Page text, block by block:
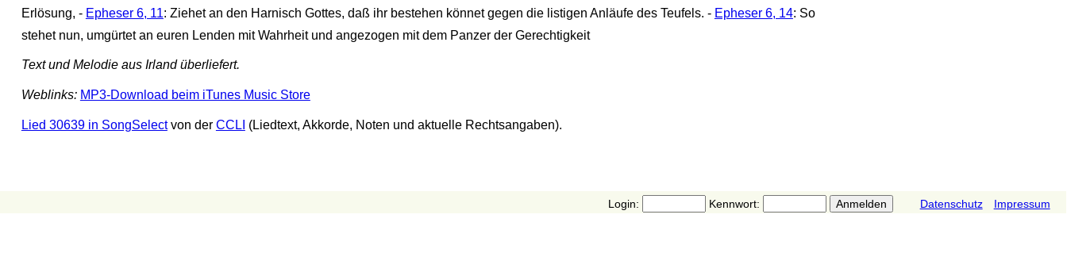
Erlösung, - Epheser 6, 11: Ziehet an den Harnisch Gottes, daß ihr bestehen könnet gegen die listigen Anläufe des Teufels. - Epheser 6, 14: So
stehet nun, umgürtet an euren Lenden mit Wahrheit und angezogen mit dem Panzer der Gerechtigkeit
Text und Melodie aus Irland überliefert.
Weblinks: MP3-Download beim iTunes Music Store
Lied 30639 in SongSelectvon der CCLI (Liedtext, Akkorde, Noten und aktuelle Rechtsangaben).
Login: Kennwort: Datenschutz Impressum